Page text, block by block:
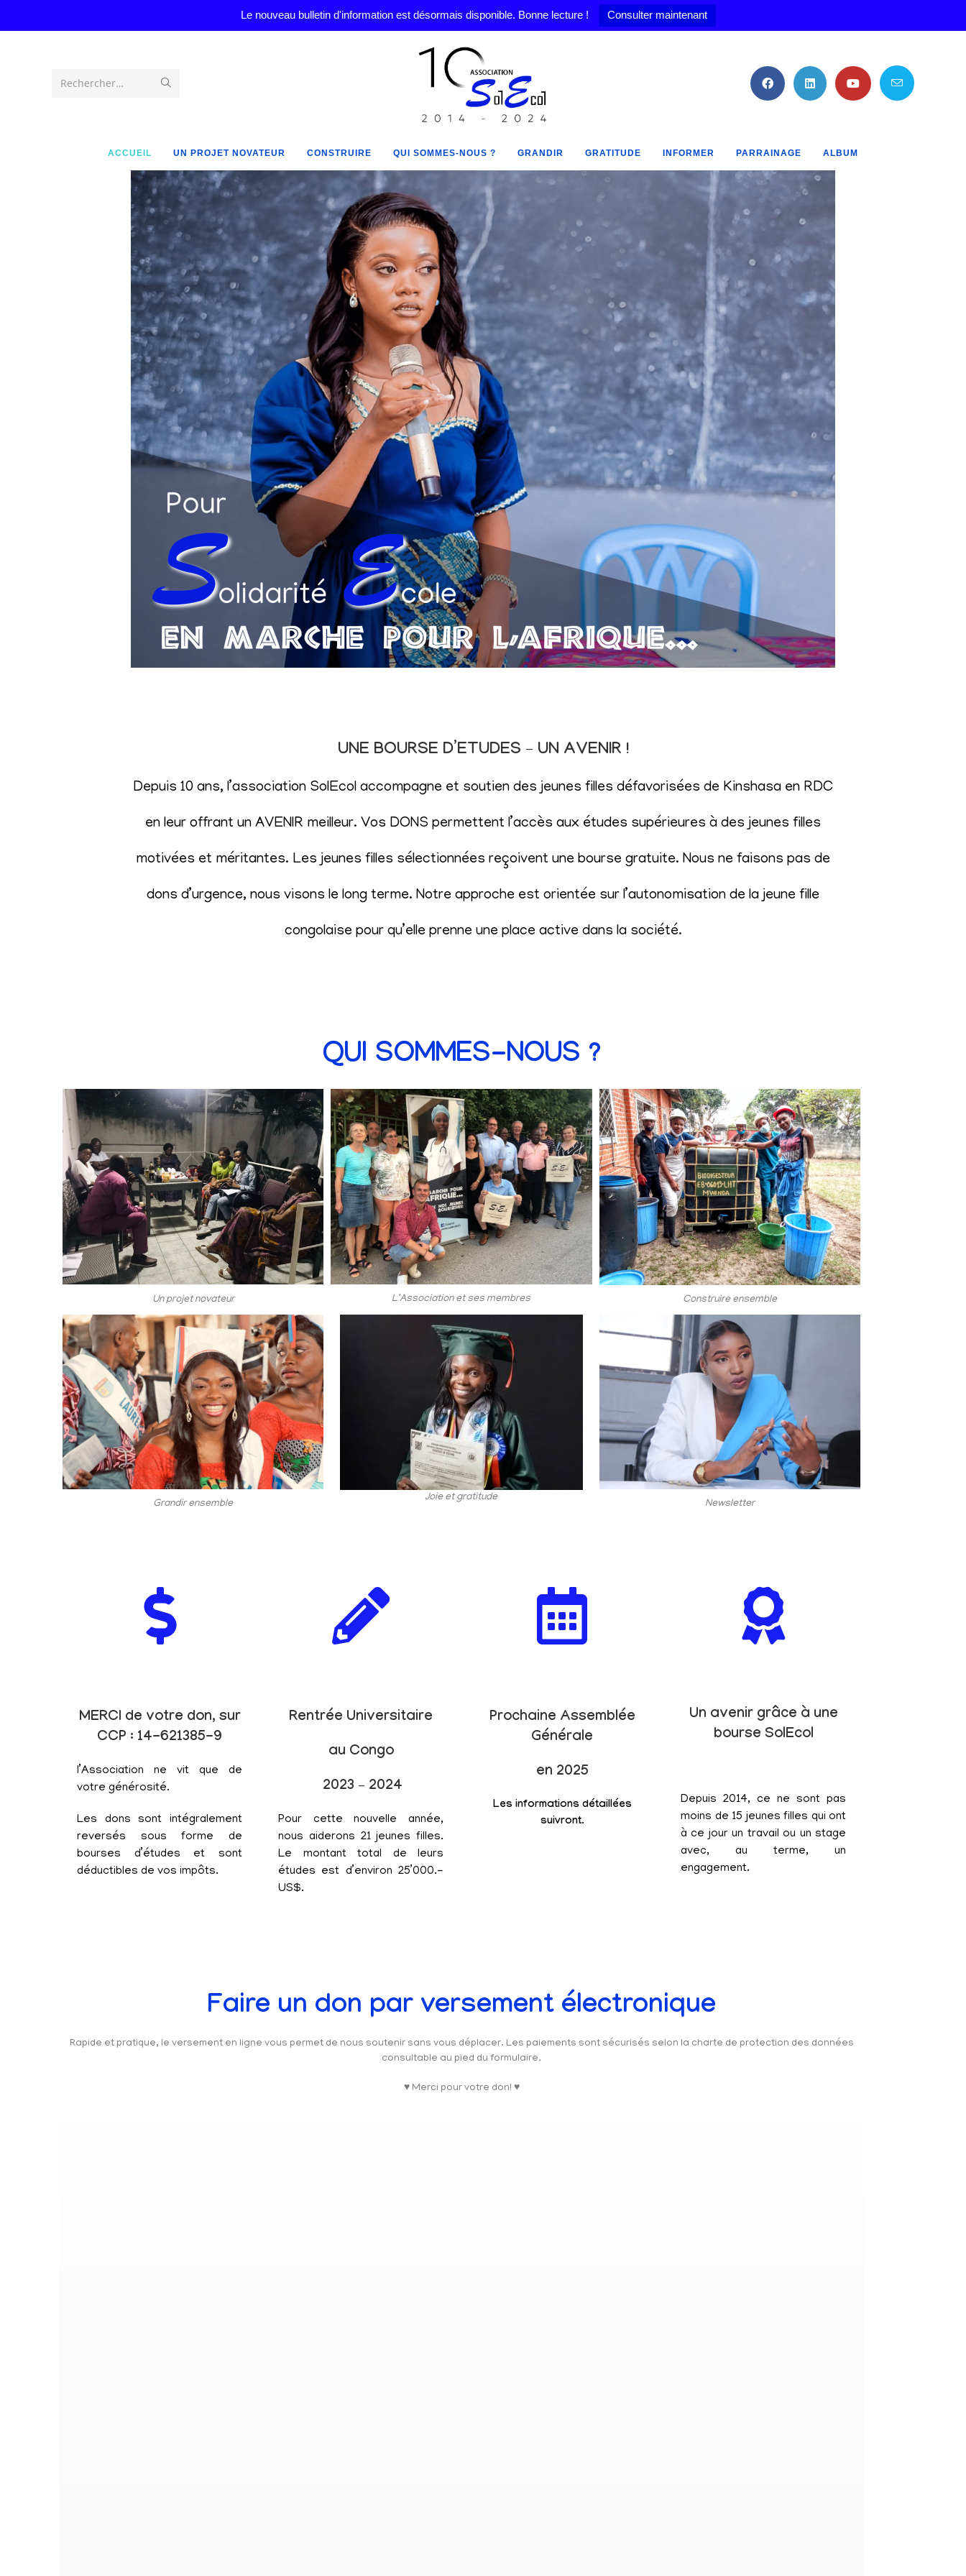
Le nouveau bulletin d'information est désormais disponible. Bonne lecture ! Consulter maintenant
Rechercher…
ACCUEIL UN PROJET NOVATEUR CONSTRUIRE QUI SOMMES-NOUS ? GRANDIR GRATITUDE INFORMER PARRAINAGE ALBUM
UNE BOURSE D’ETUDES – UN AVENIR !
Depuis 10 ans, l’association SolEcol accompagne et soutien des jeunes filles défavorisées de Kinshasa en RDC
en leur offrant un AVENIR meilleur. Vos DONS permettent l’accès aux études supérieures à des jeunes filles
motivées et méritantes. Les jeunes filles sélectionnées reçoivent une bourse gratuite. Nous ne faisons pas de
dons d’urgence, nous visons le long terme. Notre approche est orientée sur l’autonomisation de la jeune fille
congolaise pour qu’elle prenne une place active dans la société.
QUI SOMMES-NOUS ?
Un projet novateur L'Association et ses membres Construire ensemble
Grandir ensemble
Joie et gratitude
Newsletter
MERCI de votre don, sur
CCP : 14-621385-9
l’Association ne vit que de
votre générosité.
Les dons sont intégralement
reversés sous forme de
bourses d’études et sont
déductibles de vos impôts.
Rentrée Universitaire
au Congo
2023 – 2024
Pour cette nouvelle année,
nous aiderons 21 jeunes filles.
Le montant total de leurs
études est d’environ 25’000.-
US$.
Prochaine Assemblée
Générale
en 2025
Les informations détaillées
suivront.
Un avenir grâce à une
bourse SolEcol
Depuis 2014, ce ne sont pas
moins de 15 jeunes filles qui ont
à ce jour un travail ou un stage
avec, au terme, un
engagement.
Faire un don par versement électronique
Rapide et pratique, le versement en ligne vous permet de nous soutenir sans vous déplacer. Les paiements sont sécurisés selon la charte de protection des données
consultable au pied du formulaire.
♥ Merci pour votre don! ♥